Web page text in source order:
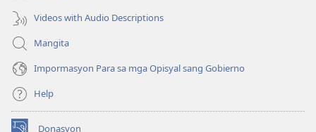
Videos with Audio Descriptions
Mangita
Impormasyon Para sa mga Opisyal sang Gobierno
Help
Donasyon